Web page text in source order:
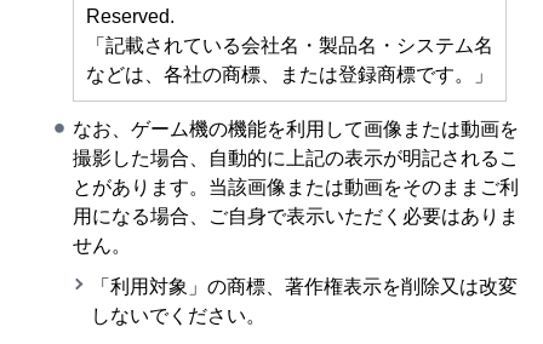
Reserved.
「記載されている会社名・製品名・システム名
などは、各社の商標、または登録商標です。」
なお、ゲーム機の機能を利用して画像または動画を
撮影した場合、自動的に上記の表示が明記されるこ
とがあります。当該画像または動画をそのままご利
用になる場合、ご自身で表示いただく必要はありま
せん。
「利用対象」の商標、著作権表示を削除又は改変
しないでください。